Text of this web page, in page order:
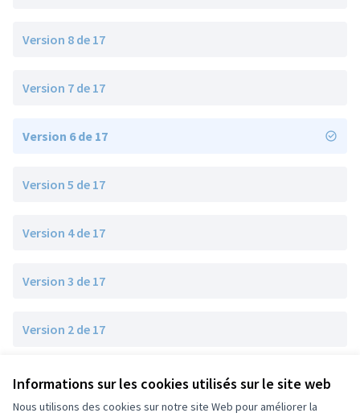
Informations sur les cookies utilisés sur le site web
Nous utilisons des cookies sur notre site Web pour améliorer la
Version 8 de 17
Version 7 de 17
Version 6 de 17
Version 5 de 17
Version 4 de 17
Version 3 de 17
Version 2 de 17
Version 1 de 17